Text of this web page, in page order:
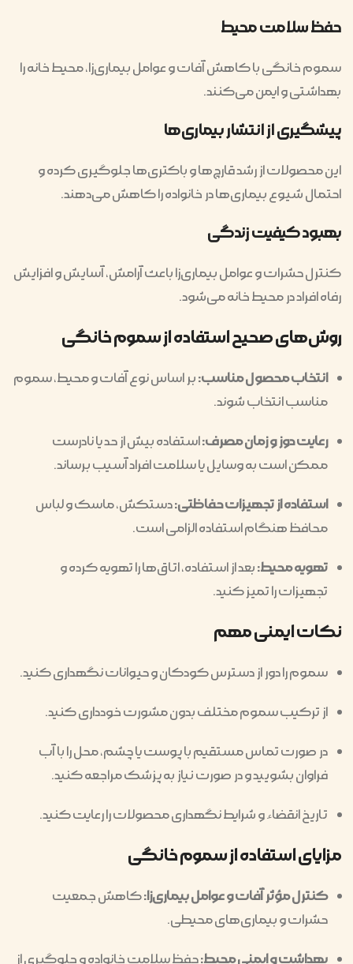
حفظ سلامت محیط
سموم خانگی با کاهش آفات و عوامل بیماری‌زا، محیط خانه را
بهداشتی و ایمن می‌کنند.
پیشگیری از انتشار بیماری‌ها
این محصولات از رشد قارچ‌ها و باکتری‌ها جلوگیری کرده و
احتمال شیوع بیماری‌ها در خانواده را کاهش می‌دهند.
بهبود کیفیت زندگی
کنترل حشرات و عوامل بیماری‌زا باعث آرامش، آسایش و افزایش
رفاه افراد در محیط خانه می‌شود.
روش‌های صحیح استفاده از سموم خانگی
انتخاب محصول مناسب:بر اساس نوع آفات و محیط، سموم
مناسب انتخاب شوند.
رعایت دوز و زمان مصرف:استفاده بیش از حد یا نادرست
ممکن است به وسایل یا سلامت افراد آسیب برساند.
استفاده از تجهیزات حفاظتی:دستکش، ماسک و لباس
محافظ هنگام استفاده الزامی است.
تهویه محیط:بعد از استفاده، اتاق‌ها را تهویه کرده و
تجهیزات را تمیز کنید.
نکات ایمنی مهم
سموم را دور از دسترس کودکان و حیوانات نگهداری کنید.
از ترکیب سموم مختلف بدون مشورت خودداری کنید.
در صورت تماس مستقیم با پوست یا چشم، محل را با آب
فراوان بشویید و در صورت نیاز به پزشک مراجعه کنید.
تاریخ انقضاء و شرایط نگهداری محصولات را رعایت کنید.
مزایای استفاده از سموم خانگی
کنترل مؤثر آفات و عوامل بیماری‌زا:کاهش جمعیت
حشرات و بیماری‌های محیطی.
بهداشت و ایمنی محیط:حفظ سلامت خانواده و جلوگیری از